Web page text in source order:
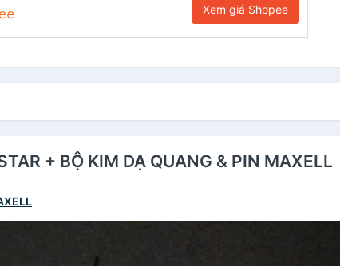
Xem giá Shopee
+ BỘ KIM DẠ QUANG & PIN MAXELL